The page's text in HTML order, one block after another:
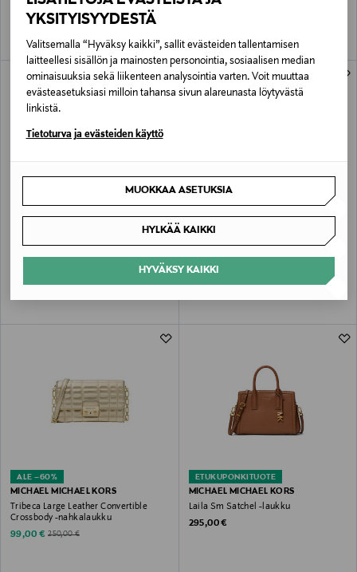
YKSITYISYYDESTÄ
Valitsemalla “Hyväksy kaikki”, sallit evästeiden tallentamisen
laitteellesi sisällön ja mainosten personointia, sosiaalisen median
ominaisuuksia sekä liikenteen analysointia varten. Voit muuttaa
evästeasetuksiasi milloin tahansa sivun alareunasta löytyvästä
linkistä.
Tietoturva ja evästeiden käyttö
MUOKKAA ASETUKSIA
HYLKÄÄ KAIKKI
HYVÄKSY KAIKKI
Original Price
295,00 €
MICHAEL MICHAEL KORS
Hamilton Moderne Small Ew Tote -
Original Price
295,00 €
ALE –60%
MICHAEL MICHAEL KORS
Tribeca Large Leather Convertible
Crossbody -nahkalaukku
Discounted Price
99,00 € Original Price
250,00 €
ETUKUPONKITUOTE
MICHAEL MICHAEL KORS
Laila Sm Satchel -laukku
Original Price
295,00 €